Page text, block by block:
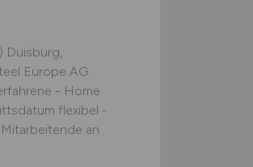
Duisburg,
Europe AG
- Home
flexibel -
an